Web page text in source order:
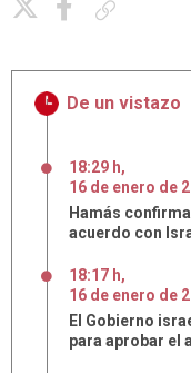
De un vistazo
18:29 h,
16 de enero de
Hamás
acuerdo con
18:17 h,
16 de enero de
El Gobierno
para aprobar el